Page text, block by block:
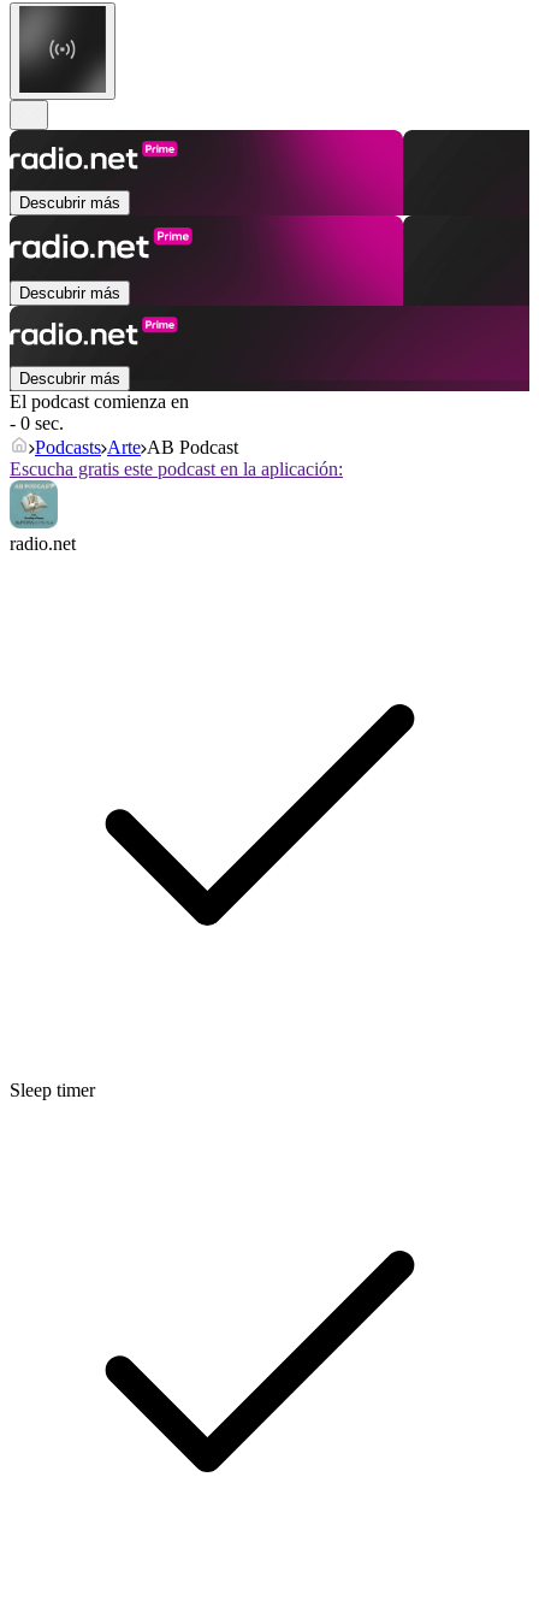
Descubrir más
Descubrir más
Descubrir más
El podcast comienza en
- 0 sec.
Podcasts Arte AB Podcast
Escucha gratis este podcast en la aplicación:
radio.net
Sleep timer